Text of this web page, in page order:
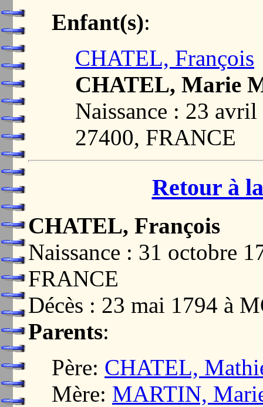
Enfant(s):
CHATEL, François
CHATEL, Marie
Naissance : 23
27400, FRANCE
Retour à
CHATEL, François
Naissance : 31 octobre
FRANCE
Décès : 23 mai 1794 à
Parents:
Père: CHATEL,
Mère: MARTIN,